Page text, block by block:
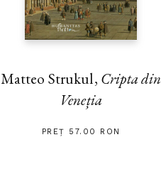
Matteo Strukul, Cripta din
Veneția
PREȚ 57.00 RON